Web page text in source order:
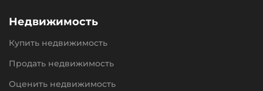
Недвижимость
Купить недвижимость
Продать недвижимость
Оценить недвижимость